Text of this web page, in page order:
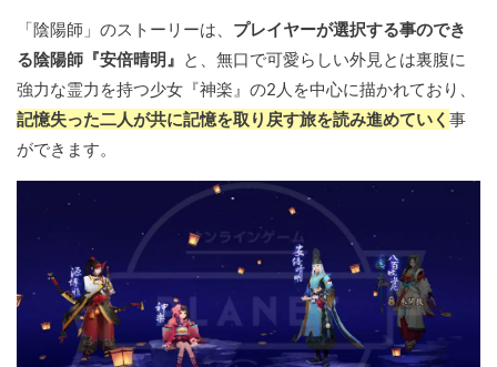
「陰陽師」のストーリーは、 プレイヤーが選択する事のでき
る陰陽師『安倍晴明』 と、無口で可愛らしい外見とは裏腹に
強力な霊力を持つ少女『神楽』の2人を中心に描かれており、
記憶失った二人が共に記憶を取り戻す旅を読み進めていく 事
ができます。